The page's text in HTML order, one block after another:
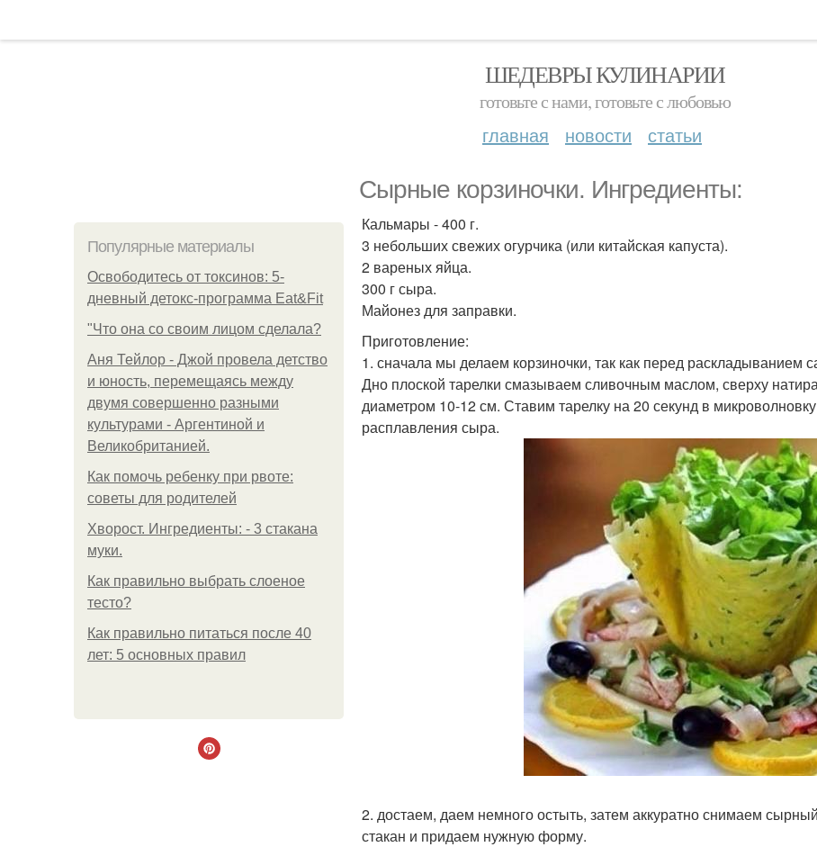
ШЕДЕВРЫ КУЛИНАРИИ
готовьте с нами, готовьте с любовью
главная новости статьи
Сырные корзиночки. Ингредиенты:
Популярные материалы
Освободитесь от токсинов: 5-
дневный детокс-программа Eat&Fit
"Что она со своим лицом сделала?
Аня Тейлор - Джой провела детство
и юность, перемещаясь между
двумя совершенно разными
культурами - Аргентиной и
Великобританией.
Как помочь ребенку при рвоте:
советы для родителей
Хворост. Ингредиенты: - 3 стакана
муки.
Как правильно выбрать слоеное
тесто?
Как правильно питаться после 40
лет: 5 основных правил
Кальмары - 400 г.
3 небольших свежих огурчика (или китайская капуста).
2 вареных яйца.
300 г сыра.
Майонез для заправки.
Приготовление:
1. сначала мы делаем корзиночки, так как перед раскладыванием
Дно плоской тарелки смазываем сливочным маслом, сверху
диаметром 10-12 см. Ставим тарелку на 20 секунд в
расплавления сыра.
2. достаем, даем немного остыть, затем аккуратно снимаем
стакан и придаем нужную форму.